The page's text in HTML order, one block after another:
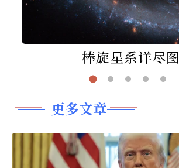
棒旋星系详尽图
更多文章